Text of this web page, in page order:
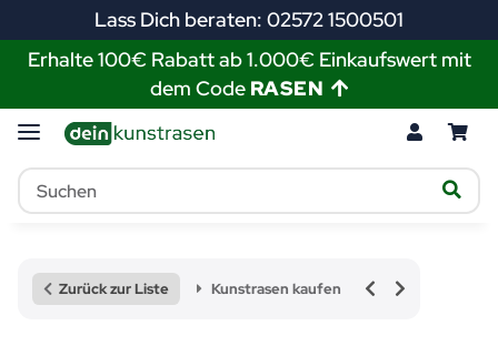
Lass Dich beraten: 02572 1500501
Erhalte 100€ Rabatt ab 1.000€ Einkaufswert mit
dem Code RASEN
Zurück zur Liste Kunstrasen kaufen